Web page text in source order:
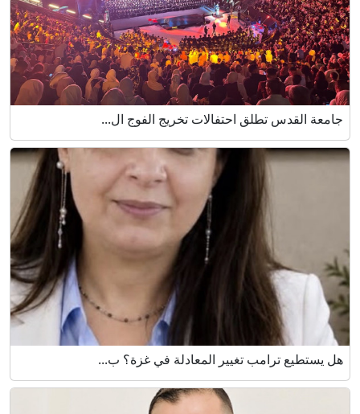
جامعة القدس تطلق احتفالات تخريج الفوج ال...
هل يستطيع ترامب تغيير المعادلة في غزة؟ ب...